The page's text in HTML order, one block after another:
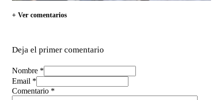
+ Ver comentarios
Deja el primer comentario
Nombre *
Email *
Comentario *